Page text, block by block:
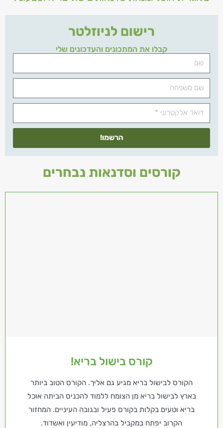
רישום לניוזלטר
קבלו את המתכונים והעדכונים שלי
הרשמו!
קורסים וסדנאות נבחרים
קורס בישול בריא!
הקורס לבישול בריא מגיע גם אליך. הקורס הטוב ביותר
בארץ לבישול בריא מן הצומח ללמוד להכניס הביתה אוכל
בריא וטעים בקלות בקורס פעיל ובגובה העיניים. המחזור
הקרוב יפתח במקביל בהרצליה, מודיעין ואשדוד.